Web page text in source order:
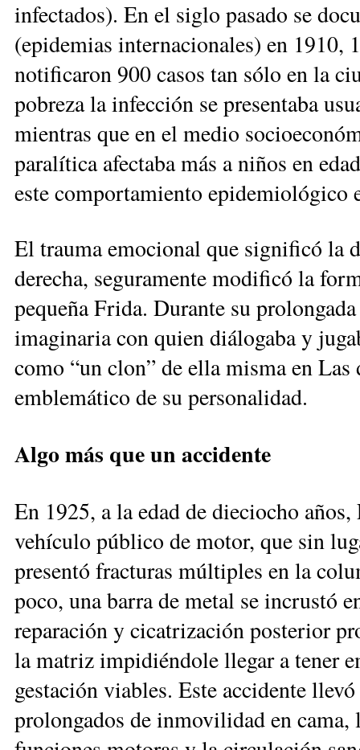
infectados). En el siglo pasado se
(epidemias internacionales) en 1910,
notificaron 900 casos tan sólo en la
pobreza la infección se presentaba
mientras que en el medio
paralítica afectaba más a niños en
este comportamiento epidemiológico
El trauma emocional que significó la
derecha, seguramente modificó la
pequeña Frida. Durante su
imaginaria con quien diálogaba y
como “un clon” de ella misma en
emblemático de su personalidad.
Algo más que un accidente
En 1925, a la edad de dieciocho
vehículo público de motor, que sin
presentó fracturas múltiples en la
poco, una barra de metal se incrustó
reparación y cicatrización posterior
la matriz impidiéndole llegar a tener
gestación viables. Este accidente
prolongados de inmovilidad en cama,